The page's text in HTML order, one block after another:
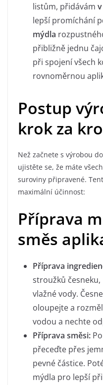
listům, přidávám
lepší promíchání
mýdla
přibližně jednu
při spojení všech
rovnoměrnou
Postup
krok za
Než začnete s výrobou
ujistěte se, že máte
suroviny připravené.
maximální účinnost:
Příprava
směs
Příprava
stroužků
vlažné vody.
oloupejte a
vodou a nechte
Příprava směsi:
přeceďte přes
pevné částice.
mýdla pro lepší